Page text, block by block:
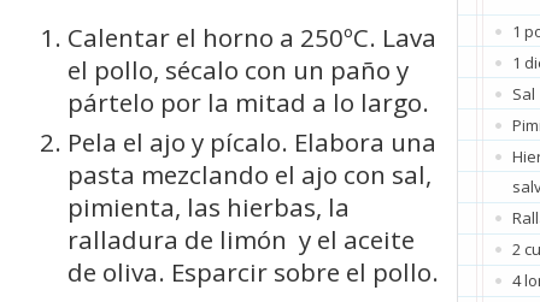
1
1
Sal
2
4
Calentar el horno a 250ºC. Lava
el pollo, sécalo con un paño y
pártelo por la mitad a lo largo.
Pela el ajo y pícalo. Elabora una
pasta mezclando el ajo con sal,
pimienta, las hierbas, la
ralladura de limón y el aceite
de oliva. Esparcir sobre el pollo.